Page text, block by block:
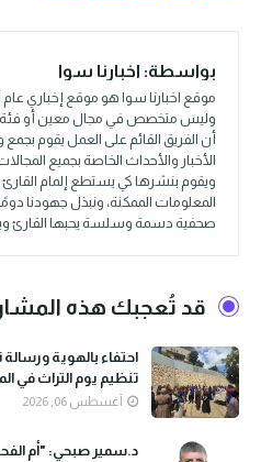
بواسطة: اخبارنا سوا
موقع اخبارنا سوا هو موقع إخباري
وليس متخصص في مجال معين أو فئة
أن الفريق القائم على العمل يقوم
الأخبار والأحداث الخاصة بجميع
ويقوم بنشرها كي يستطع إلمام القارئ
المعلومات الممكنة، ونبذل جهودنا
صحفية دسمة وسلسة يحبها القارئ
قد تُعجبك هذه
احتفاء بالهوية
تنظيم يوم التراث في
أغسطس 06, 2026
د.سمير صبحي: "أم الفحم